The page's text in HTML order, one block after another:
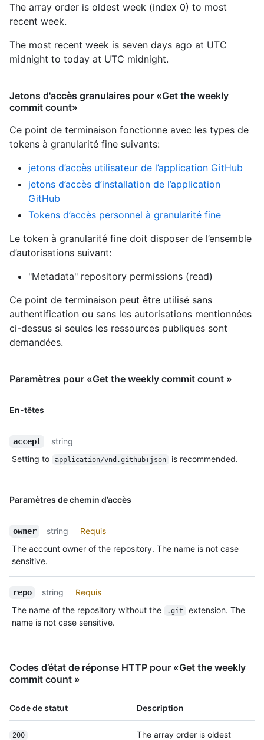
The array order is oldest week (index 0) to most
recent week.
The most recent week is seven days ago at UTC
midnight to today at UTC midnight.
Jetons d'accès granulaires pour «Get the weekly
commit count»
Ce point de terminaison fonctionne avec les types de
tokens à granularité fine suivants:
jetons d’accès utilisateur de l’application GitHub
jetons d’accès d’installation de l’application
GitHub
Tokens d’accès personnel à granularité fine
Le token à granularité fine doit disposer de l’ensemble
d’autorisations suivant:
"Metadata" repository permissions (read)
Ce point de terminaison peut être utilisé sans
authentification ou sans les autorisations mentionnées
ci-dessus si seules les ressources publiques sont
demandées.
Paramètres pour «Get the weekly commit count »
En-têtes
accept
string
Setting to
application/vnd.github+json is recommended.
Paramètres de chemin d’accès
owner string
Requis
The account owner of the repository. The name is not case
sensitive.
repo string
Requis
The name of the repository without the
.git
extension. The
name is not case sensitive.
Codes d’état de réponse HTTP pour «Get the weekly
commit count »
Code de statut Description
200 The array order is oldest